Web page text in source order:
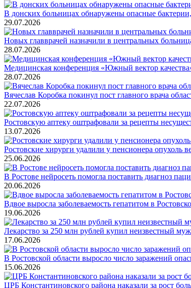
В донских больницах обнаружены опасные
29.07.2026
Новых главврачей назначили в центральных
28.07.2026
Медицинская конференция «Южный вектор
28.07.2026
Вячеслав Коробка покинул пост главного врача
22.07.2026
Ростовскую аптеку оштрафовали за рецепты
13.07.2026
Ростовские хирурги удалили у пенсионера опухоль
25.06.2026
В Ростове нейросеть помогла поставить диагноз
20.06.2026
Вдвое выросла заболеваемость гепатитом в
19.06.2026
Лекарство за 250 млн рублей купил неизвестный
17.06.2026
В Ростовской области выросло число заражений
15.06.2026
ЦРБ Константиновского района наказали за рост